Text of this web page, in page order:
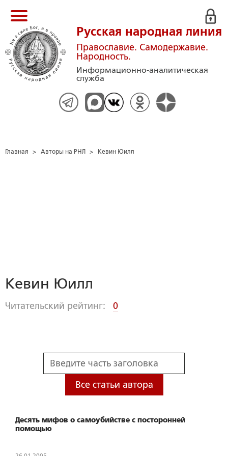
Русская народная линия
Православие. Самодержавие.
Народность.
Информационно-аналитическая
служба
Главная > Авторы на РНЛ > Кевин Юилл
Кевин Юилл
Читательский рейтинг: 0
Все статьи автора
Десять мифов о самоубийстве с посторонней
помощью